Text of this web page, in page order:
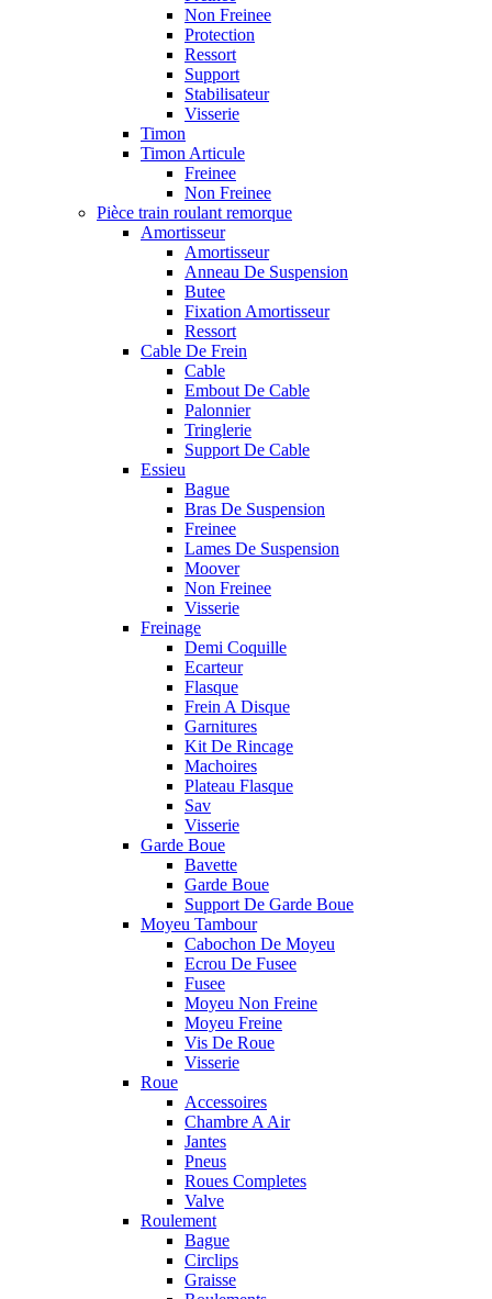
Non Freinee
Protection
Ressort
Support
Stabilisateur
Visserie
Timon
Timon Articule
Freinee
Non Freinee
Pièce train roulant remorque
Amortisseur
Amortisseur
Anneau De Suspension
Butee
Fixation Amortisseur
Ressort
Cable De Frein
Cable
Embout De Cable
Palonnier
Tringlerie
Support De Cable
Essieu
Bague
Bras De Suspension
Freinee
Lames De Suspension
Moover
Non Freinee
Visserie
Freinage
Demi Coquille
Ecarteur
Flasque
Frein A Disque
Garnitures
Kit De Rincage
Machoires
Plateau Flasque
Sav
Visserie
Garde Boue
Bavette
Garde Boue
Support De Garde Boue
Moyeu Tambour
Cabochon De Moyeu
Ecrou De Fusee
Fusee
Moyeu Non Freine
Moyeu Freine
Vis De Roue
Visserie
Roue
Accessoires
Chambre A Air
Jantes
Pneus
Roues Completes
Valve
Roulement
Bague
Circlips
Graisse